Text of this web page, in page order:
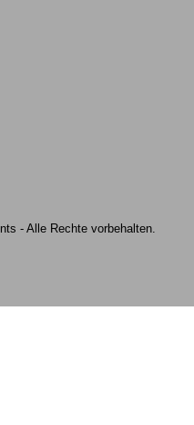
- Alle Rechte vorbehalten.